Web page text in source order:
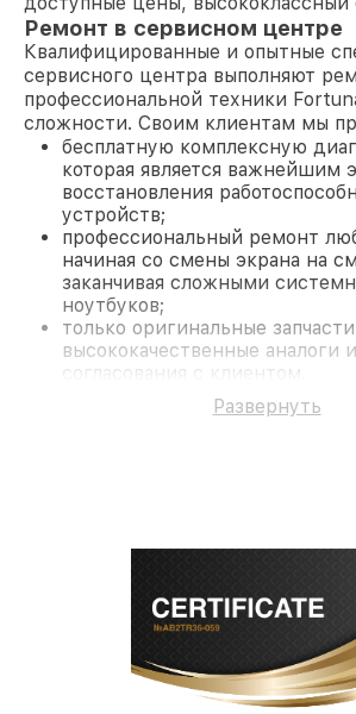
Ремонт в сервисном центре
Квалифицированные и опытные
сервисного центра выполняют
профессиональной техники
сложности. Своим клиентам мы
бесплатную комплексную
которая является важнейшим
восстановления
устройств;
профессиональный ремонт
начиная со смены экрана на
заканчивая сложными
ноутбуков;
только оригинальные
высококачественные аналоги
согласования с клиентом.
На все работы и замененные
предоставляется длительная
современное оборудование и
лицензированное ПО в
диагностических мастерских;
собственный склад
позволяет сократить сроки
Развернуть